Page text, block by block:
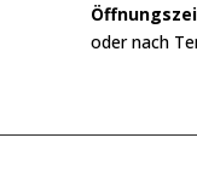
oder nach